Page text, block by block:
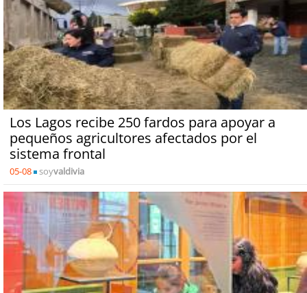
Los Lagos recibe 250 fardos para apoyar a
pequeños agricultores afectados por el
sistema frontal
05-08 soyvaldivia